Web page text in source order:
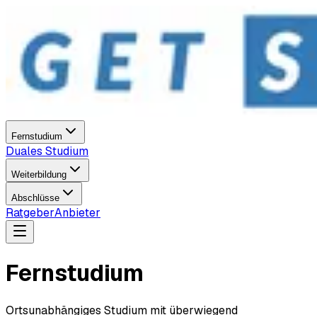
Fernstudium
Duales Studium
Weiterbildung
Abschlüsse
RatgeberAnbieter
Fernstudium
Ortsunabhängiges Studium mit überwiegend